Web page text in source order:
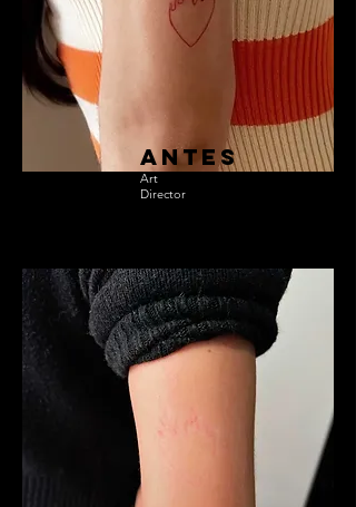
antes
Art
Director